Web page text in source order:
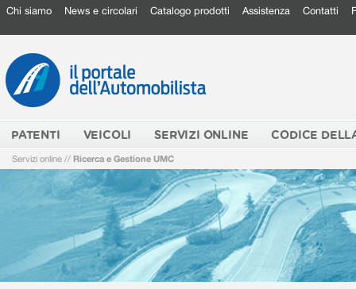
Chi siamo News e circolari Catalogo prodotti Assistenza Contatti
PATENTI VEICOLI SERVIZI ONLINE CODICE
Servizi online // Ricerca e Gestione UMC